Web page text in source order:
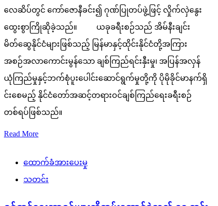
လေဆိပ်တွင် ကော်ဇောနီခင်း၍ ဂုဏ်ပြုတပ်ဖွဲ့ဖြင့် လှိုက်လှဲနွေး
ထွေးစွာကြိုဆိုခဲ့သည်။ ယခုခရီးစဉ်သည် အိမ်နီးချင်း
မိတ်ဆွေနိုင်ငံများဖြစ်သည့် မြန်မာနှင့်ထိုင်းနိုင်ငံတို့အကြား
အစဉ်အလာကောင်းမွန်သော ချစ်ကြည်ရင်းနှီးမှု၊ အပြန်အလှန်
ယုံကြည်မှုနှင့်ဘက်စုံပူးပေါင်းဆောင်ရွက်မှုတို့ကို ပိုမိုခိုင်မာနက်ရှိ
င်းစေမည့် နိုင်ငံတော်အဆင့်တရားဝင်ချစ်ကြည်ရေးခရီးစဉ်
တစ်ရပ်ဖြစ်သည်။
Read More
ထောက်ခံအားပေးမှု
သတင်း